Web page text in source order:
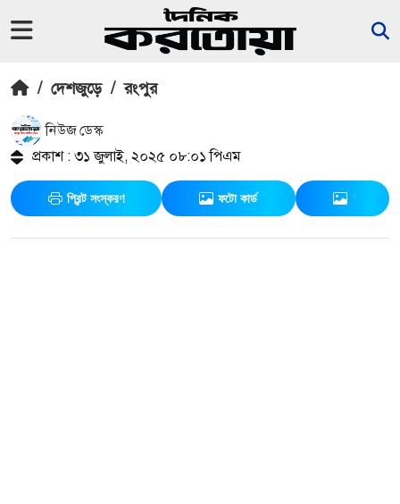
/ দেশজুড়ে / রংপুর
নিউজ ডেস্ক
প্রকাশ : ৩১ জুলাই, ২০২৫ ০৮:০১ পিএম
প্রিন্ট সংস্করণ ফটো কার্ড